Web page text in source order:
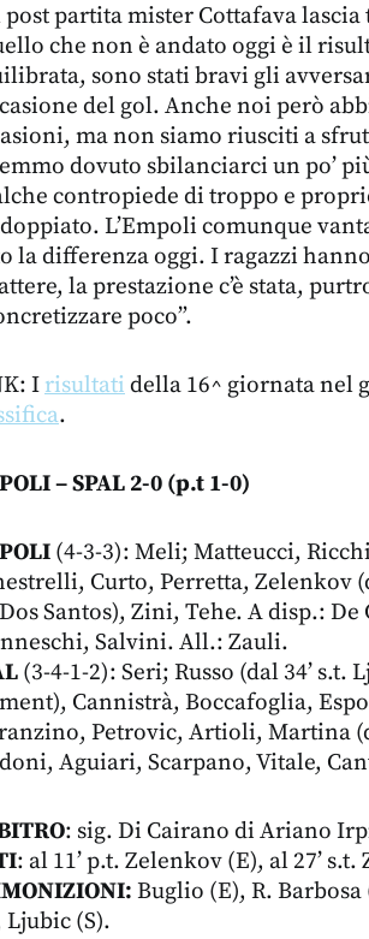
post partita mister Cottafava
che non è andato oggi è il
sono stati bravi gli
del gol. Anche noi però
ma non siamo riusciti a
dovuto sbilanciarci un po’
contropiede di troppo e
L’Empoli comunque
la differenza oggi. I ragazzi
la prestazione c’è stata,
poco”.
I risultati della 16^ giornata nel
.
– SPAL 2-0 (p.t 1-0)
(4-3-3): Meli; Matteucci,
Curto, Perretta, Zelenkov
Dos Santos), Zini, Tehe. A disp.:
Salvini. All.: Zauli.
(3-4-1-2): Seri; Russo (dal 34’ s.t.
Cannistrà, Boccafoglia,
Petrovic, Artioli, Martina
Aguiari, Scarpano, Vitale,
: sig. Di Cairano di Ariano
: al 11’ p.t. Zelenkov (E), al 27’ s.t.
Buglio (E), R. Barbosa
Ljubic (S).